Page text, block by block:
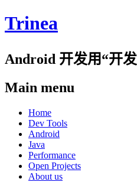
Trinea
Android 开发用“开
Main menu
Skip
content
Home
Dev Tools
Android
Java
Performance
Open Projects
About us